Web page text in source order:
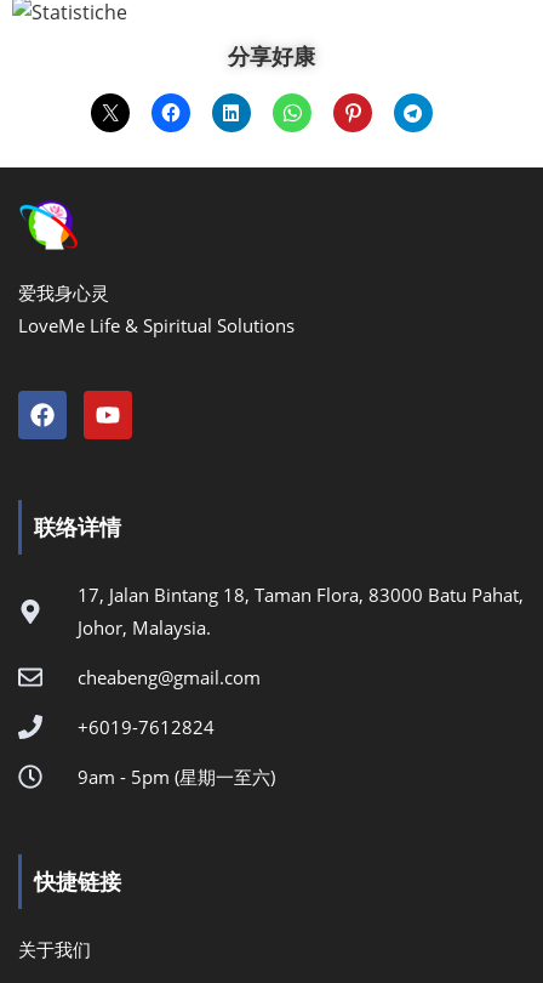
分享好康
爱我身心灵
LoveMe Life & Spiritual Solutions
联络详情
17, Jalan Bintang 18, Taman Flora, 83000 Batu Pahat,
Johor, Malaysia.
cheabeng@gmail.com
+6019-7612824
9am - 5pm (星期一至六)
快捷链接
关于我们